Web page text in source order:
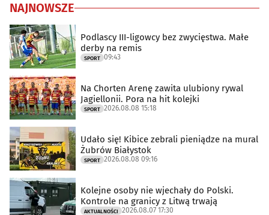
NAJNOWSZE
Podlascy III-ligowcy bez zwycięstwa. Małe
derby na remis
SPORT 09:43
Na Chorten Arenę zawita ulubiony rywal
Jagiellonii. Pora na hit kolejki
SPORT 2026.08.08 15:18
Udało się! Kibice zebrali pieniądze na mural
Żubrów Białystok
SPORT 2026.08.08 09:16
Kolejne osoby nie wjechały do Polski.
Kontrole na granicy z Litwą trwają
AKTUALNOŚCI 2026.08.07 17:30